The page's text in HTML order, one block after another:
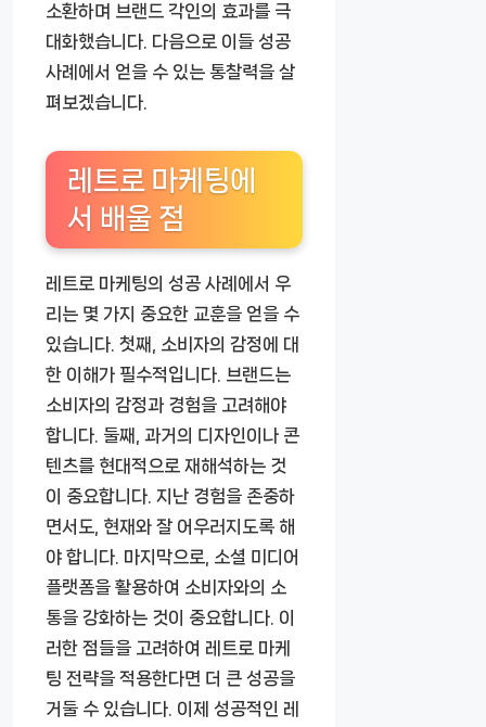
소환하며 브랜드 각인의 효과를 극
대화했습니다. 다음으로 이들 성공
사례에서 얻을 수 있는 통찰력을 살
펴보겠습니다.
레트로 마케팅에
서 배울 점
레트로 마케팅의 성공 사례에서 우
리는 몇 가지 중요한 교훈을 얻을 수
있습니다. 첫째, 소비자의 감정에 대
한 이해가 필수적입니다. 브랜드는
소비자의 감정과 경험을 고려해야
합니다. 둘째, 과거의 디자인이나 콘
텐츠를 현대적으로 재해석하는 것
이 중요합니다. 지난 경험을 존중하
면서도, 현재와 잘 어우러지도록 해
야 합니다. 마지막으로, 소셜 미디어
플랫폼을 활용하여 소비자와의 소
통을 강화하는 것이 중요합니다. 이
러한 점들을 고려하여 레트로 마케
팅 전략을 적용한다면 더 큰 성공을
거둘 수 있습니다. 이제 성공적인 레